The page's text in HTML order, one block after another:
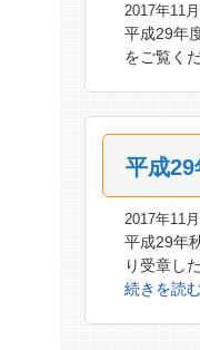
2017年11
平成29年
をご覧く
平成29
2017年11
平成29年
り受章し
続きを読